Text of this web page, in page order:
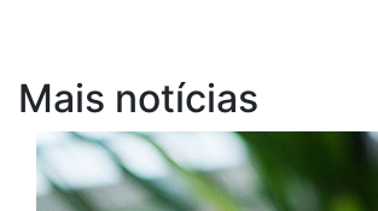
Mais notícias